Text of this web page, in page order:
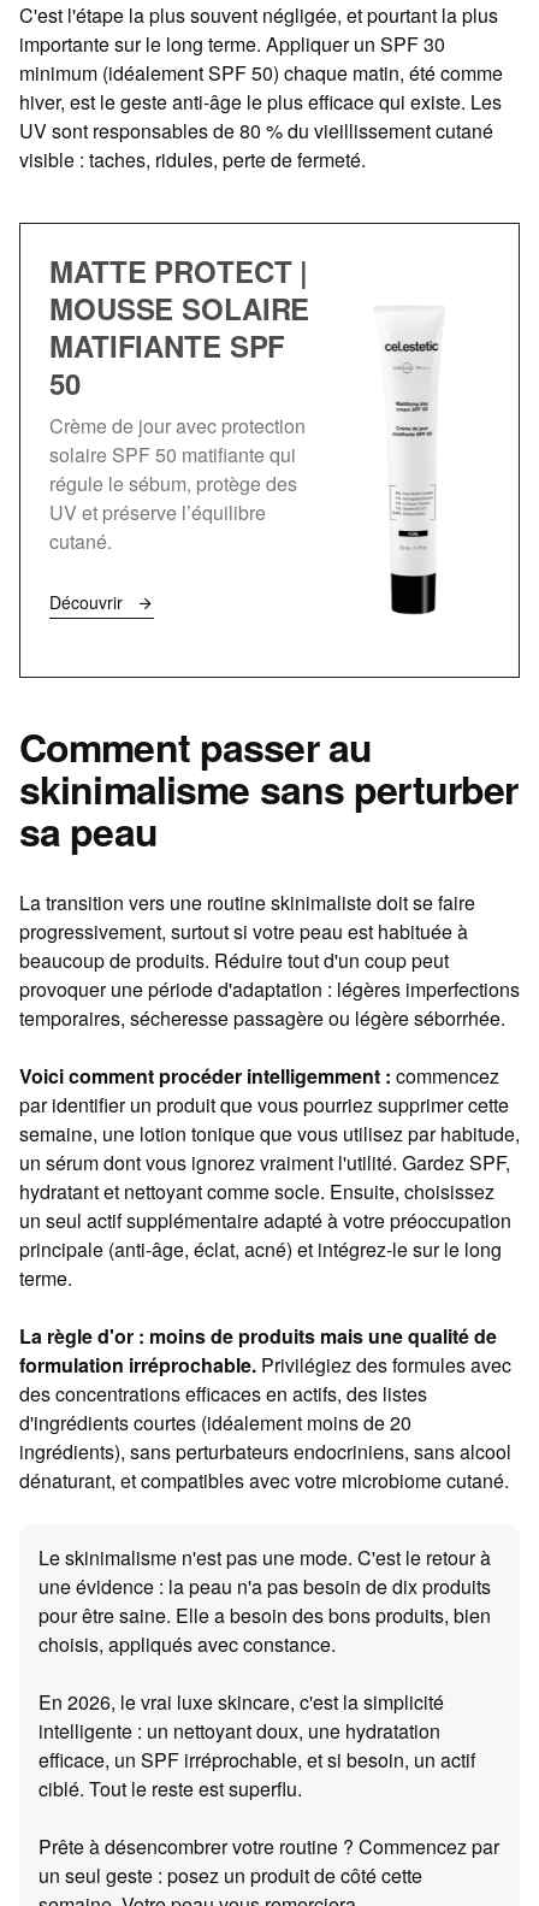
C'est l'étape la plus souvent négligée, et pourtant la plus
importante sur le long terme. Appliquer un SPF 30
minimum (idéalement SPF 50) chaque matin, été comme
hiver, est le geste anti-âge le plus efficace qui existe. Les
UV sont responsables de 80 % du vieillissement cutané
visible : taches, ridules, perte de fermeté.
MATTE PROTECT |
MOUSSE SOLAIRE
MATIFIANTE SPF
50
Crème de jour avec protection
solaire SPF 50 matifiante qui
régule le sébum, protège des
UV et préserve l’équilibre
cutané.
Découvrir
Comment passer au
skinimalisme sans perturber
sa peau
La transition vers une routine skinimaliste doit se faire
progressivement, surtout si votre peau est habituée à
beaucoup de produits. Réduire tout d'un coup peut
provoquer une période d'adaptation : légères imperfections
temporaires, sécheresse passagère ou légère séborrhée.
Voici comment procéder intelligemment : commencez
par identifier un produit que vous pourriez supprimer cette
semaine, une lotion tonique que vous utilisez par habitude,
un sérum dont vous ignorez vraiment l'utilité. Gardez SPF,
hydratant et nettoyant comme socle. Ensuite, choisissez
un seul actif supplémentaire adapté à votre préoccupation
principale (anti-âge, éclat, acné) et intégrez-le sur le long
terme.
La règle d'or : moins de produits mais une qualité de
formulation irréprochable. Privilégiez des formules avec
des concentrations efficaces en actifs, des listes
d'ingrédients courtes (idéalement moins de 20
ingrédients), sans perturbateurs endocriniens, sans alcool
dénaturant, et compatibles avec votre microbiome cutané.
Le skinimalisme n'est pas une mode. C'est le retour à
une évidence : la peau n'a pas besoin de dix produits
pour être saine. Elle a besoin des bons produits, bien
choisis, appliqués avec constance.
En 2026, le vrai luxe skincare, c'est la simplicité
intelligente : un nettoyant doux, une hydratation
efficace, un SPF irréprochable, et si besoin, un actif
ciblé. Tout le reste est superflu.
Prête à désencombrer votre routine ? Commencez par
un seul geste : posez un produit de côté cette